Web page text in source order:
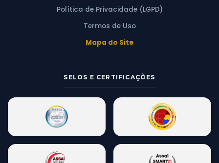
Política de Privacidade (LGPD)
Termos de Uso
Mapa do Site
SELOS E CERTIFICAÇÕES